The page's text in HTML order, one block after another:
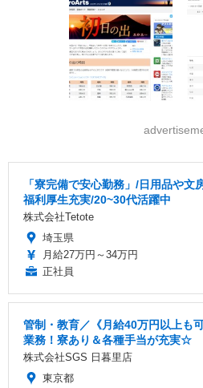
「寮完備で安心勤務」/日用品や
福利厚生充実/20~30代活躍中
株式会社Tetote
埼玉県
月給27万円～34万円
正社員
管制・教育／《月給40万円以上も
業務！寮あり＆各種手当が充実☆
株式会社SGS 日暮里店
東京都